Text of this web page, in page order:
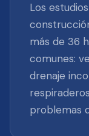
Los
más de 36
comunes:
drenaje
problemas